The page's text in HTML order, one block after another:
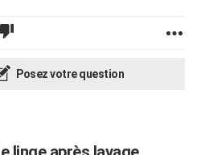
Posez votre question